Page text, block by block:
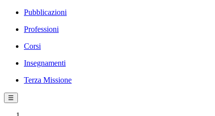
Pubblicazioni
Professioni
Corsi
Insegnamenti
Terza Missione
☰